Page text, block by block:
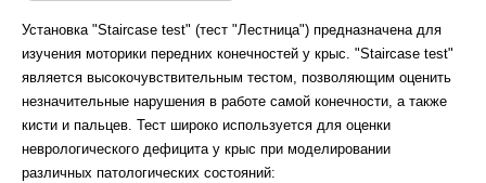
Установка "Staircase test" (тест "Лестница") предназначена для
изучения моторики передних конечностей у крыс. "Staircase test"
является высокочувствительным тестом, позволяющим оценить
незначительные нарушения в работе самой конечности, а также
кисти и пальцев. Тест широко используется для оценки
неврологического дефицита у крыс при моделировании
различных патологических состояний: